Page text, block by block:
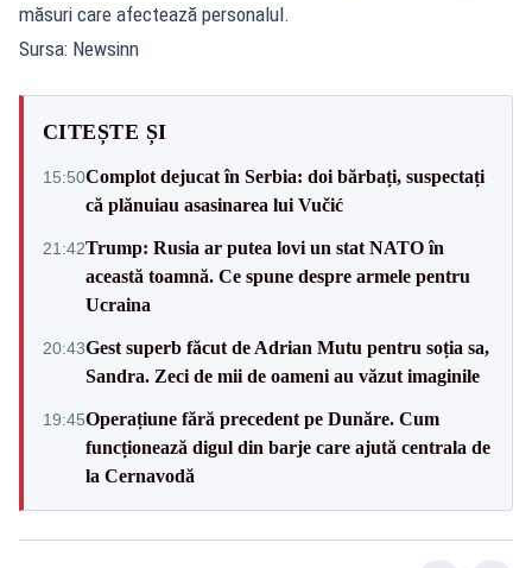
măsuri care afectează personalul.
Sursa: Newsinn
CITEȘTE ȘI
15:50Complot dejucat în Serbia: doi bărbați, suspectați
că plănuiau asasinarea lui Vučić
21:42Trump: Rusia ar putea lovi un stat NATO în
această toamnă. Ce spune despre armele pentru
Ucraina
20:43Gest superb făcut de Adrian Mutu pentru soția sa,
Sandra. Zeci de mii de oameni au văzut imaginile
19:45Operațiune fără precedent pe Dunăre. Cum
funcționează digul din barje care ajută centrala de
la Cernavodă